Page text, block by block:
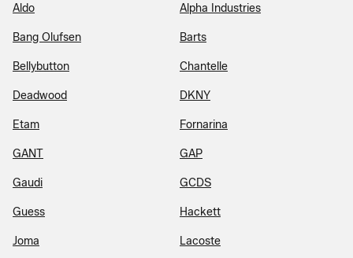
Aldo Alpha Industries
Bang Olufsen Barts
Bellybutton Chantelle
Deadwood DKNY
Etam Fornarina
GANT GAP
Gaudi GCDS
Guess Hackett
Joma Lacoste